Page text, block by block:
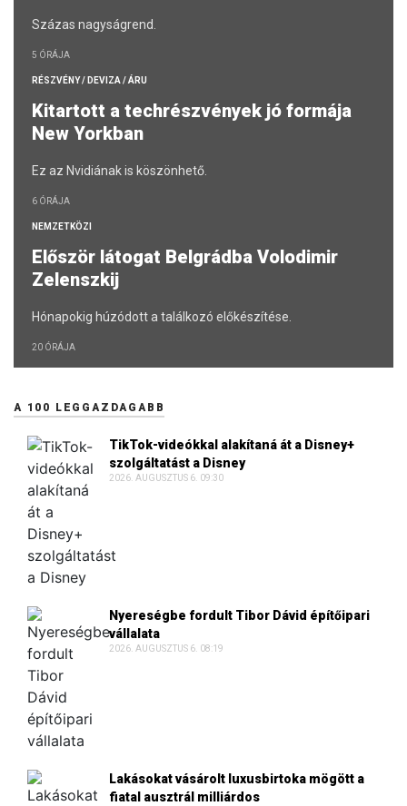
Százas nagyságrend.
5 ÓRÁJA
RÉSZVÉNY / DEVIZA / ÁRU
Kitartott a techrészvények jó formája
New Yorkban
Ez az Nvidiának is köszönhető.
6 ÓRÁJA
NEMZETKÖZI
Először látogat Belgrádba Volodimir
Zelenszkij
Hónapokig húzódott a találkozó előkészítése.
20 ÓRÁJA
A 100 LEGGAZDAGABB
TikTok-videókkal alakítaná át a Disney+
szolgáltatást a Disney
2026. AUGUSZTUS 6. 09:30
Nyereségbe fordult Tibor Dávid építőipari
vállalata
2026. AUGUSZTUS 6. 08:19
Lakásokat vásárolt luxusbirtoka mögött a
fiatal ausztrál milliárdos